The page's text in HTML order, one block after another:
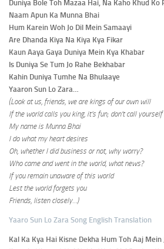
Duniya Bole Toh Mazaa Hai, Na Kaho Khud Ko
Naam Apun Ka Munna Bhai
Hum Karein Woh Jo Dil Mein Samaayi
Are Dhanda Kiya Na Kiya Kya Fikar
Kaun Aaya Gaya Duniya Mein Kya Khabar
Is Duniya Se Tum Jo Rahe Bekhabar
Kahin Duniya Tumhe Na Bhulaaye
Yaaron Sun Lo Zara…
(Look at us, friends, we are kings of our own will
If the world calls you king, it’s fun; don’t call
My name is Munna Bhai
I do what my heart desires
Oh, whether I did business or not, why worry?
Who came and went in the world, what news?
If you remain unaware of this world
Lest the world forgets you
Friends, listen closely…)
Yaaro Sun Lo Zara Song English Translation
Kal Ka Kya Hai Kisne Dekha Hum Toh Aaj Mein